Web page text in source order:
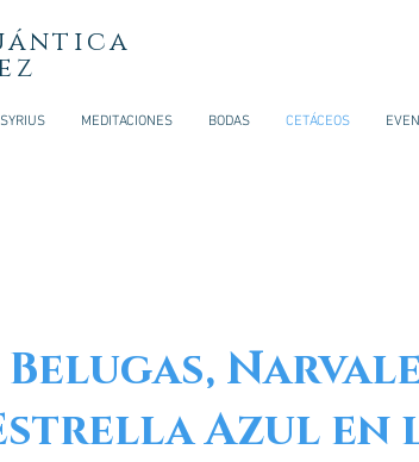
ntica
MEDITACIONES BODAS CETÁCEOS
Azul en